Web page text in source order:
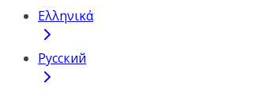
Ελληνικά
Русский